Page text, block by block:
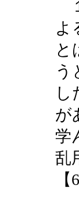
よ
と
う
し
が
学
乱